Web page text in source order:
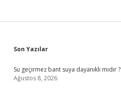
Sidebar
Son Yazılar
Su geçirmez bant suya dayanıklı mıdır ?
Ağustos 8, 2026